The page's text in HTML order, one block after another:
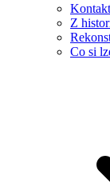
Kontakt
Z
Co si